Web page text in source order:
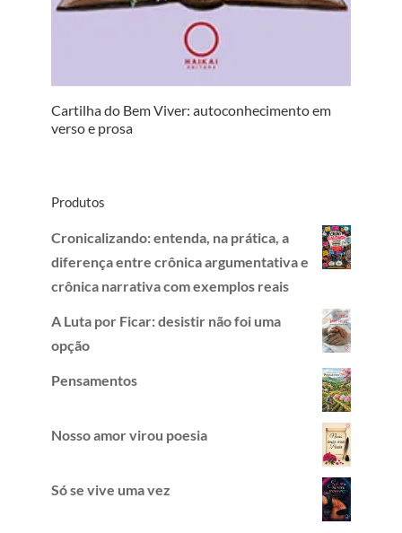
Cartilha do Bem Viver: autoconhecimento em
verso e prosa
Produtos
Cronicalizando: entenda, na prática, a
diferença entre crônica argumentativa e
crônica narrativa com exemplos reais
A Luta por Ficar: desistir não foi uma
opção
Pensamentos
Nosso amor virou poesia
Só se vive uma vez